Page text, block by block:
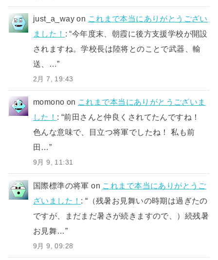
just_a_way on これまで本当にありがとうござい
ました！ : “今年度末、朝霞に後方支援学校が開設
されますね。学校長は陸将とのことで武器、輸
送、…”
2月 7, 19:43
momono on これまで本当にありがとうございま
した！ : “前田さんと仲良くされてたんですね！
色んな意味で、目立つ将軍でしたね！ 私も前
田…”
9月 9, 11:31
国際標準の将軍 on これまで本当にありがとうご
ざいました！ : “ （残暑お見舞いの時期は過ぎたの
ですが、まだまだ暑さが続きますので、）続残暑
お見舞…”
9月 9, 09:28